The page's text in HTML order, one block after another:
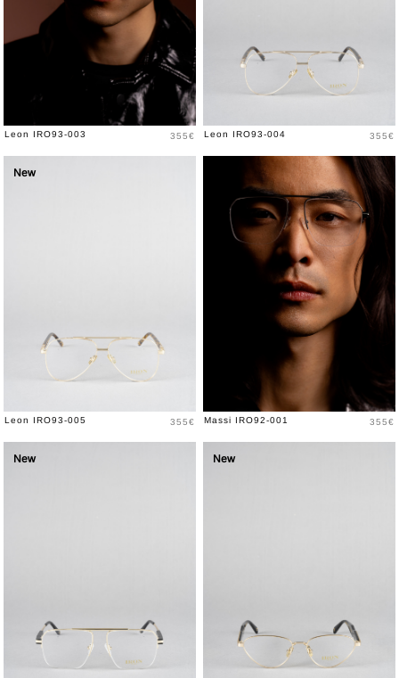
Leon IRO93-003 Prix
355€ Leon IRO93-004 Prix
355€
New
Leon IRO93-005 Prix
355€ Massi IRO92-001 Prix
355€
New New